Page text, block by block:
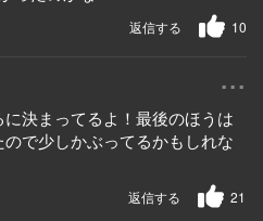
10
返信する
...
決まってるよ！最後のほうは
で少しかぶってるかもしれな
21
返信する